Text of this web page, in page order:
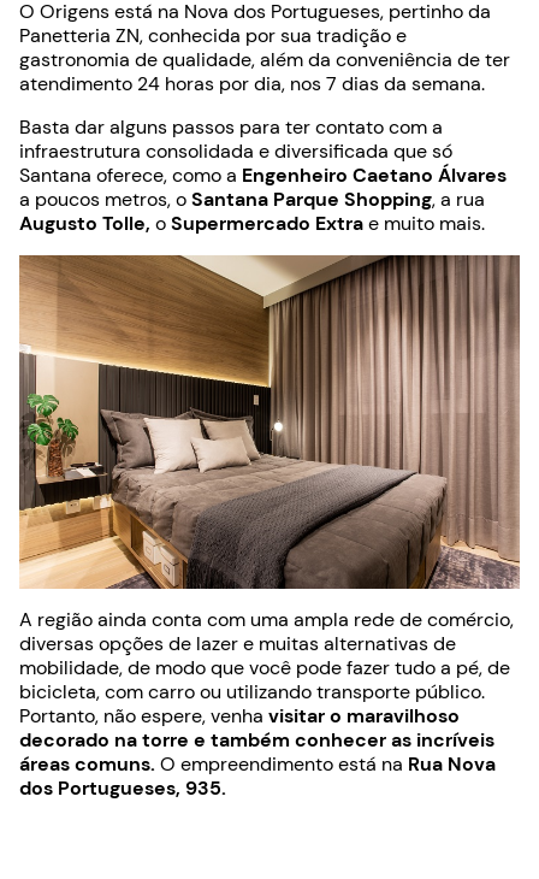
O Origens está na Nova dos Portugueses, pertinho da
Panetteria ZN, conhecida por sua tradição e
gastronomia de qualidade, além da conveniência de ter
atendimento 24 horas por dia, nos 7 dias da semana.
Basta dar alguns passos para ter contato com a
infraestrutura consolidada e diversificada que só
Santana oferece, como a Engenheiro Caetano Álvares
a poucos metros, oSantana Parque Shopping, a rua
Augusto Tolle, oSupermercado Extrae muito mais.
A região ainda conta com uma ampla rede de comércio,
diversas opções de lazer e muitas alternativas de
mobilidade, de modo que você pode fazer tudo a pé, de
bicicleta, com carro ou utilizando transporte público.
Portanto, não espere, venha visitar o maravilhoso
decorado na torre e também conhecer as incríveis
áreas comuns. O empreendimento está na Rua Nova
dos Portugueses, 935.